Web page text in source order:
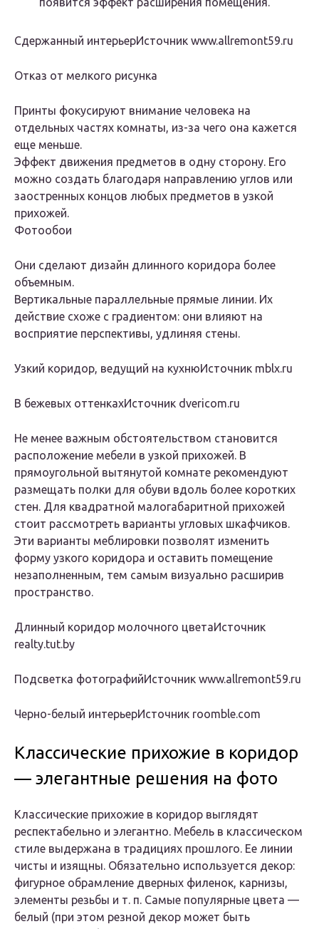
Сдержанный интерьерИсточник www.allremont59.ru
Отказ от мелкого рисунка
Принты фокусируют внимание человека на
отдельных частях комнаты, из-за чего она кажется
еще меньше.
Эффект движения предметов в одну сторону. Его
можно создать благодаря направлению углов или
заостренных концов любых предметов в узкой
прихожей.
Фотообои
Они сделают дизайн длинного коридора более
объемным.
Вертикальные параллельные прямые линии. Их
действие схоже с градиентом: они влияют на
восприятие перспективы, удлиняя стены.
Узкий коридор, ведущий на кухнюИсточник mblx.ru
В бежевых оттенкахИсточник dvericom.ru
Не менее важным обстоятельством становится
расположение мебели в узкой прихожей. В
прямоугольной вытянутой комнате рекомендуют
размещать полки для обуви вдоль более коротких
стен. Для квадратной малогабаритной прихожей
стоит рассмотреть варианты угловых шкафчиков.
Эти варианты меблировки позволят изменить
форму узкого коридора и оставить помещение
незаполненным, тем самым визуально расширив
пространство.
Длинный коридор молочного цветаИсточник
realty.tut.by
Подсветка фотографийИсточник www.allremont59.ru
Черно-белый интерьерИсточник roomble.com
Классические прихожие в коридор
— элегантные решения на фото
Классические прихожие в коридор выглядят
респектабельно и элегантно. Мебель в классическом
стиле выдержана в традициях прошлого. Ее линии
чисты и изящны. Обязательно используется декор:
фигурное обрамление дверных филенок, карнизы,
элементы резьбы и т. п. Самые популярные цвета —
белый (при этом резной декор может быть